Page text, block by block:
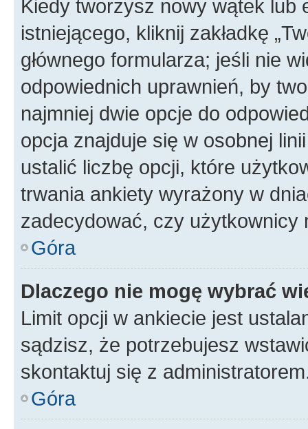
Kiedy tworzysz nowy wątek lub
istniejącego, kliknij zakładkę
głównego formularza; jeśli nie
odpowiednich uprawnień, by
najmniej dwie opcje do
opcja znajduje się w osobnej
ustalić liczbę opcji, które
trwania ankiety wyrażony w
zadecydować, czy użytkownicy
Góra
Dlaczego nie mogę wybrać
Limit opcji w ankiecie jest
sądzisz, że potrzebujesz
skontaktuj się z
Góra